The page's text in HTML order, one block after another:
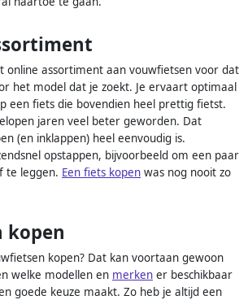
online assortiment aan vouwfietsen voor dat
het model dat je zoekt. Je ervaart optimaal
een fiets die bovendien heel prettig fietst.
jaren veel beter geworden. Dat
(en inklappen) heel eenvoudig is.
opstappen, bijvoorbeeld om een paar
te leggen. Een fiets kopen was nog nooit zo
kopen
kopen? Dat kan voortaan gewoon
welke modellen en merken er beschikbaar
goede keuze maakt. Zo heb je altijd een